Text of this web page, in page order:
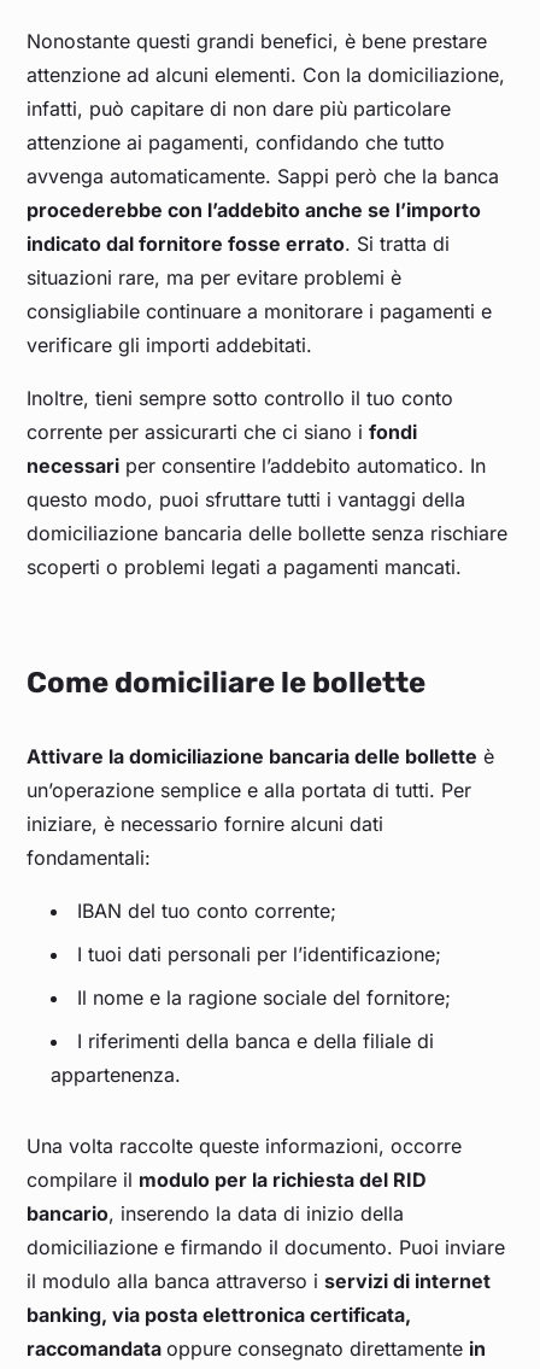
Nonostante questi grandi benefici, è bene prestare
attenzione ad alcuni elementi. Con la domiciliazione,
infatti, può capitare di non dare più particolare
attenzione ai pagamenti, confidando che tutto
avvenga automaticamente. Sappi però che la banca
procederebbe con l’addebito anche se l’importo
indicato dal fornitore fosse errato. Si tratta di
situazioni rare, ma per evitare problemi è
consigliabile continuare a monitorare i pagamenti e
verificare gli importi addebitati.
Inoltre, tieni sempre sotto controllo il tuo conto
corrente per assicurarti che ci siano ifondi
necessari per consentire l’addebito automatico. In
questo modo, puoi sfruttare tutti i vantaggi della
domiciliazione bancaria delle bollette senza rischiare
scoperti o problemi legati a pagamenti mancati.
Come domiciliare le bollette
Attivare la domiciliazione bancaria delle bollette è
un’operazione semplice e alla portata di tutti. Per
iniziare, è necessario fornire alcuni dati
fondamentali:
IBAN del tuo conto corrente;
I tuoi dati personali per l’identificazione;
Il nome e la ragione sociale del fornitore;
I riferimenti della banca e della filiale di
appartenenza.
Una volta raccolte queste informazioni, occorre
compilare il modulo per la richiesta del RID
bancario, inserendo la data di inizio della
domiciliazione e firmando il documento. Puoi inviare
il modulo alla banca attraverso iservizi di internet
banking, via posta elettronica certificata,
raccomandataoppure consegnato direttamente in